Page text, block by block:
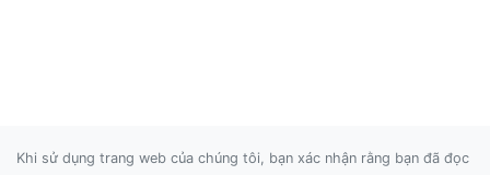
Khi sử dụng trang web của chúng tôi, bạn xác nhận rằng bạn đã đọc